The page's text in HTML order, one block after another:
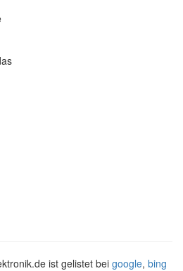
ist gelistet bei google, bing